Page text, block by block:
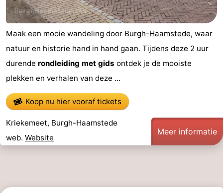
Maak een mooie wandeling door Burgh-Haamstede, waar
natuur en historie hand in hand gaan. Tijdens deze 2 uur
durende rondleiding met gids ontdek je de mooiste
plekken en verhalen van deze ...
Koop nu hier vooraf tickets
Kriekemeet, Burgh-Haamstede
web. Website
Meer informatie